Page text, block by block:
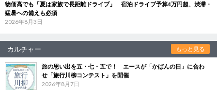
物価高でも「夏は家族で長距離ドライブ」 宿泊ドライブ予算4万円超、渋滞・
猛暑への備えも必須
2026年8月3日
カルチャー もっと見る
旅の思い出を五・七・五で！ エースが「かばんの日」に合わ
せ「旅行川柳コンテスト」を開催
2026年8月7日